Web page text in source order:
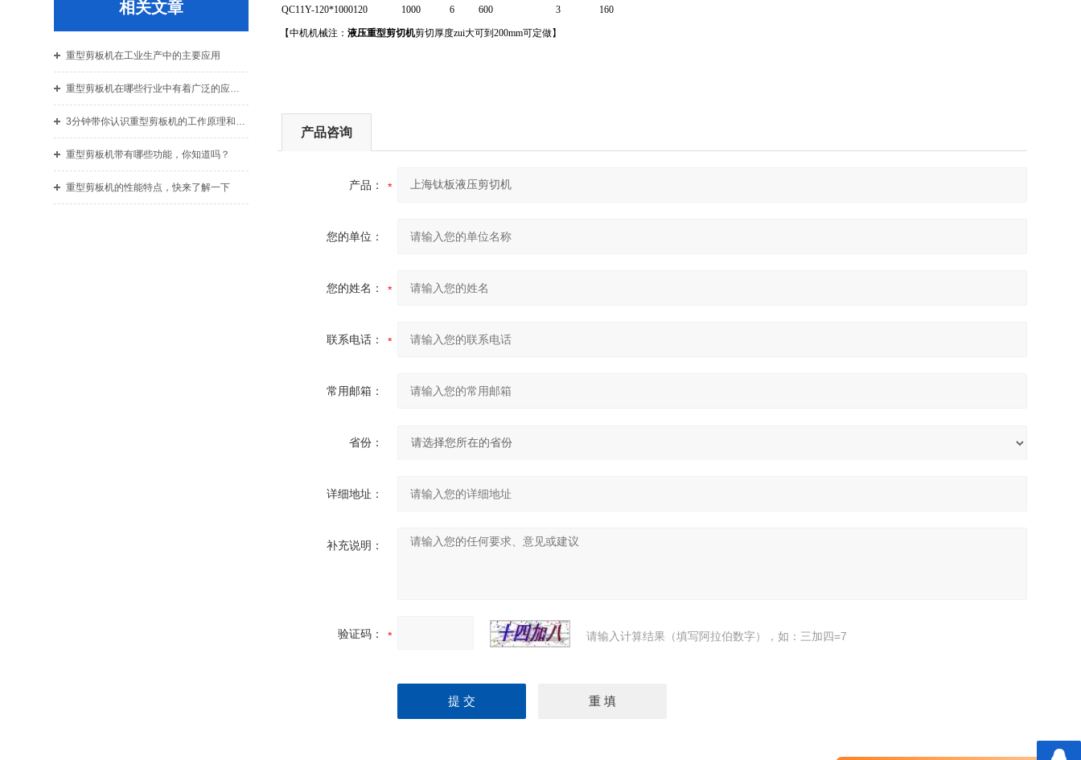
相关文章
重型剪板机在工业生产中的主要应用
重型剪板机在哪些行业中有着广泛的应用？
3分钟带你认识重型剪板机的工作原理和使用准则
重型剪板机带有哪些功能，你知道吗？
重型剪板机的性能特点，快来了解一下
QC11Y-120*1000120 1000 6 600 3 160
【中机机械注：液压重型剪切机剪切厚度zui大可到200mm可定做】
产品咨询
产品：
您的单位：
您的姓名：
联系电话：
常用邮箱：
省份：
详细地址：
补充说明：
验证码： 请输入计算结果（填写阿拉伯数字），如：三加四=7